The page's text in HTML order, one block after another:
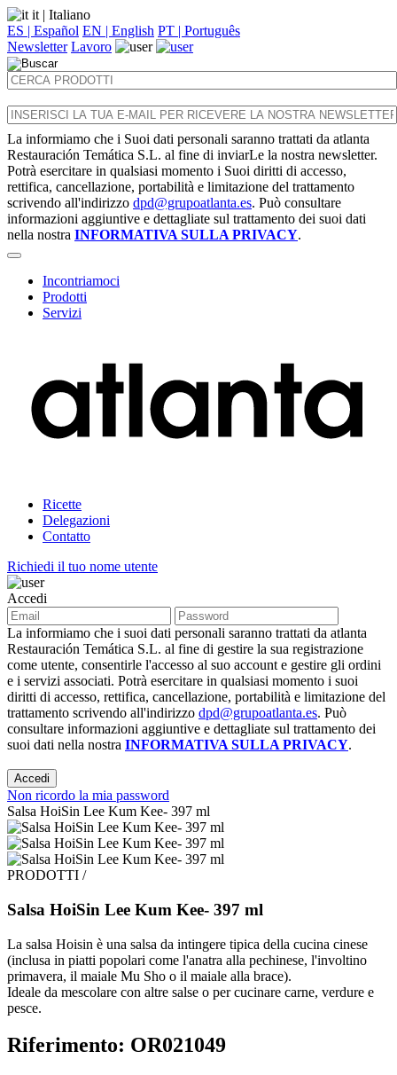
it | Italiano
ES | Español EN | English PT | Português
Newsletter Lavoro
La informiamo che i Suoi dati personali saranno trattati da atlanta
Restauración Temática S.L. al fine di inviarLe la nostra newsletter.
Potrà esercitare in qualsiasi momento i Suoi diritti di accesso,
rettifica, cancellazione, portabilità e limitazione del trattamento
scrivendo all'indirizzo dpd@grupoatlanta.es. Può consultare
informazioni aggiuntive e dettagliate sul trattamento dei suoi dati
nella nostra INFORMATIVA SULLA PRIVACY.
Incontriamoci
Prodotti
Servizi
Ricette
Delegazioni
Contatto
Richiedi il tuo nome utente
Accedi
La informiamo che i suoi dati personali saranno trattati da atlanta
Restauración Temática S.L. al fine di gestire la sua registrazione
come utente, consentirle l'accesso al suo account e gestire gli ordini
e i servizi associati. Potrà esercitare in qualsiasi momento i suoi
diritti di accesso, rettifica, cancellazione, portabilità e limitazione del
trattamento scrivendo all'indirizzo dpd@grupoatlanta.es. Può
consultare informazioni aggiuntive e dettagliate sul trattamento dei
suoi dati nella nostra INFORMATIVA SULLA PRIVACY.
Accedi
Non ricordo la mia password
Salsa HoiSin Lee Kum Kee- 397 ml
PRODOTTI /
Salsa HoiSin Lee Kum Kee- 397 ml
La salsa Hoisin è una salsa da intingere tipica della cucina cinese
(inclusa in piatti popolari come l'anatra alla pechinese, l'involtino
primavera, il maiale Mu Sho o il maiale alla brace).
Ideale da mescolare con altre salse o per cucinare carne, verdure e
pesce.
Riferimento: OR021049